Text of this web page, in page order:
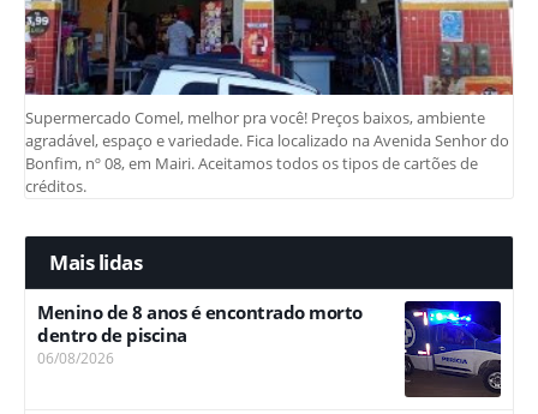
Supermercado Comel, melhor pra você! Preços baixos, ambiente
agradável, espaço e variedade. Fica localizado na Avenida Senhor do
Bonfim, nº 08, em Mairi. Aceitamos todos os tipos de cartões de
créditos.
Mais lidas
Menino de 8 anos é encontrado morto
dentro de piscina
06/08/2026